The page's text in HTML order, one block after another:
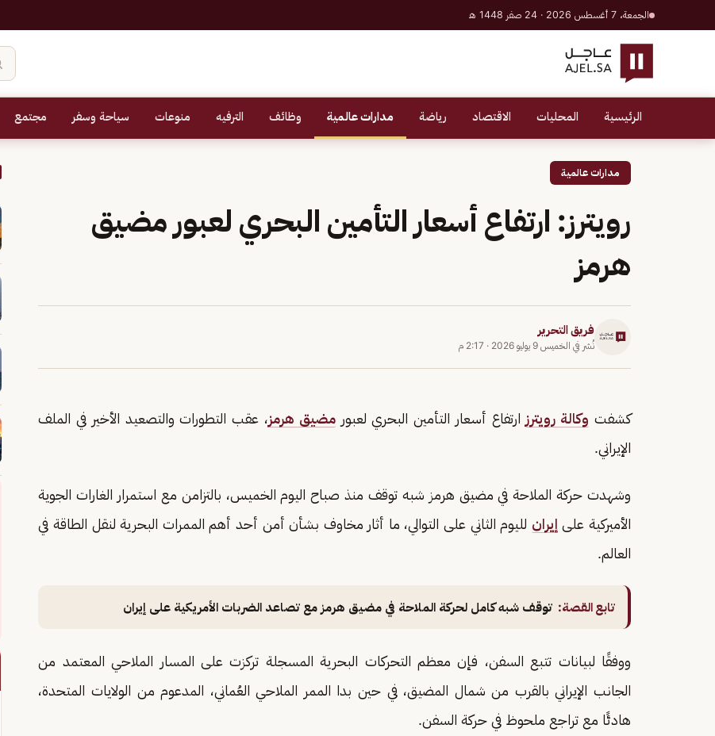
الجمعة، 7 أغسطس 2026 · 24 صفر 1448 هـ
الرئيسية المحليات الاقتصاد رياضة مدارات عالمية وظائف الترفيه منوعات سياحة وسفر مجتمع
مدارات عالمية
رويترز: ارتفاع أسعار التأمين البحري لعبور مضيق
هرمز
فريق التحرير
نُشر في الخميس 9 يوليو 2026 · 2:17 م
كشفت وكالة رويترز ارتفاع أسعار التأمين البحري لعبورمضيق هرمز، عقب التطورات والتصعيد الأخير في الملف
الإيراني.
وشهدت حركة الملاحة في مضيق هرمز شبه توقف منذ صباح اليوم الخميس، بالتزامن مع استمرار الغارات الجوية
الأميركية على إيران لليوم الثاني على التوالي، ما أثار مخاوف بشأن أمن أحد أهم الممرات البحرية لنقل الطاقة في
العالم.
تابع القصة: توقف شبه كامل لحركة الملاحة في مضيق هرمز مع تصاعد الضربات الأمريكية على إيران
ووفقًا لبيانات تتبع السفن، فإن معظم التحركات البحرية المسجلة تركزت على المسار الملاحي المعتمد من
الجانب الإيراني بالقرب من شمال المضيق، في حين بدا الممر الملاحي العُماني، المدعوم من الولايات المتحدة،
هادئًا مع تراجع ملحوظ في حركة السفن.